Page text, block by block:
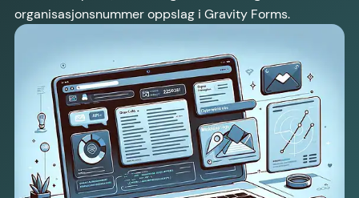
organisasjonsnummer oppslag i Gravity Forms.